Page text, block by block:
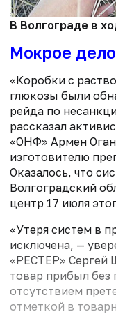
В Волгограде в
Мокрое дело
«Коробки с
глюкозы были
рейда по
рассказал
«ОНФ» Армен
изготовителю
Оказалось, что
Волгоградский
центр 17 июля
«Утеря систем в
исключена, —
«РЕСТЕР» Сергей
товар прибыл без
отсутствием
отметкой в